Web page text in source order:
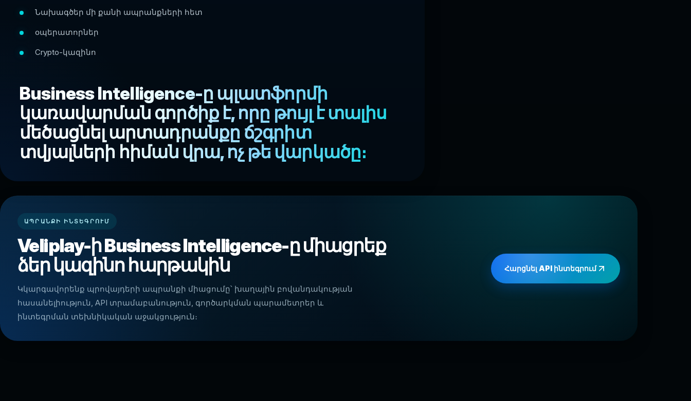
Նախագծեր մի քանի ապրանքների հետ
օպերատորներ
Crypto-կազինո
Business Intelligence-ը պլատֆորմի
կառավարման գործիք է, որը թույլ է տալիս
մեծացնել արտադրանքը ճշգրիտ
տվյալների հիման վրա, ոչ թե վարկածը։
ԱՊՐԱՆՔԻ ԻՆՏԵԳՐՈՒՄ
Veliplay-ի Business Intelligence-ը միացրեք
ձեր կազինո հարթակին
Կկարգավորենք պրովայդերի ապրանքի միացումը՝ խաղային բովանդակության
հասանելիություն, API տրամաբանություն, գործարկման պարամետրեր և
ինտեգրման տեխնիկական աջակցություն։
Հարցնել API ինտեգրում